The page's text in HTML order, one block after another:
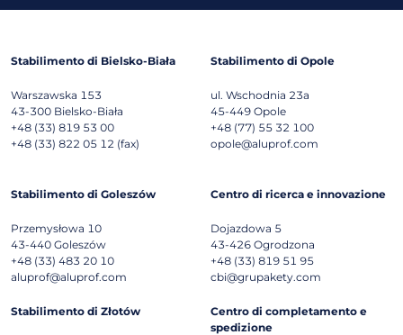
Stabilimento di Bielsko-Biała
Warszawska 153
43-300 Bielsko-Biała
+48 (33) 819 53 00
+48 (33) 822 05 12 (fax)
Stabilimento di Opole
ul. Wschodnia 23a
45-449 Opole
+48 (77) 55 32 100
opole@aluprof.com
Stabilimento di Goleszów
Przemysłowa 10
43-440 Goleszów
+48 (33) 483 20 10
aluprof@aluprof.com
Centro di ricerca e innovazione
Dojazdowa 5
43-426 Ogrodzona
+48 (33) 819 51 95
cbi@grupakety.com
Stabilimento di Złotów
Centro di completamento e
spedizione